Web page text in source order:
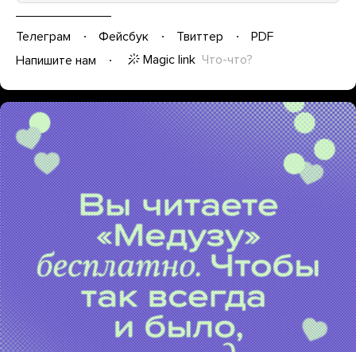
Телеграм Фейсбук Твиттер
PDF
Напишите нам
Magic link Что-что?